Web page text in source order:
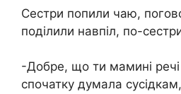
Сестри попили чаю,
поділили навпіл, по-
-Добре, що ти мамині
спочатку думала